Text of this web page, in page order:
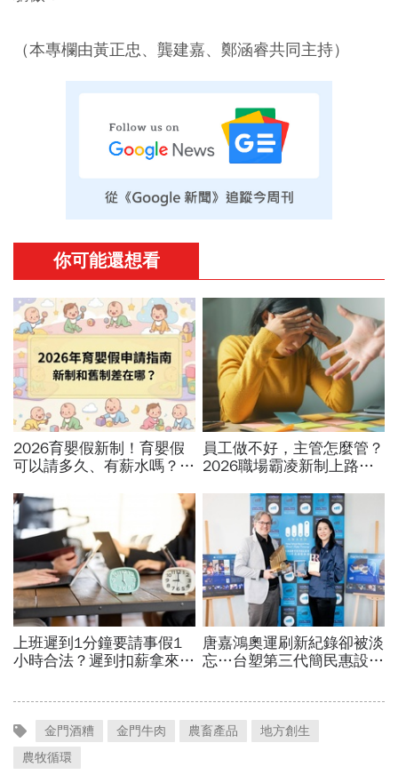
（本專欄由黃正忠、龔建嘉、鄭涵睿共同主持）
金門酒糟 金門牛肉 農畜產品
地方創生
農牧循環